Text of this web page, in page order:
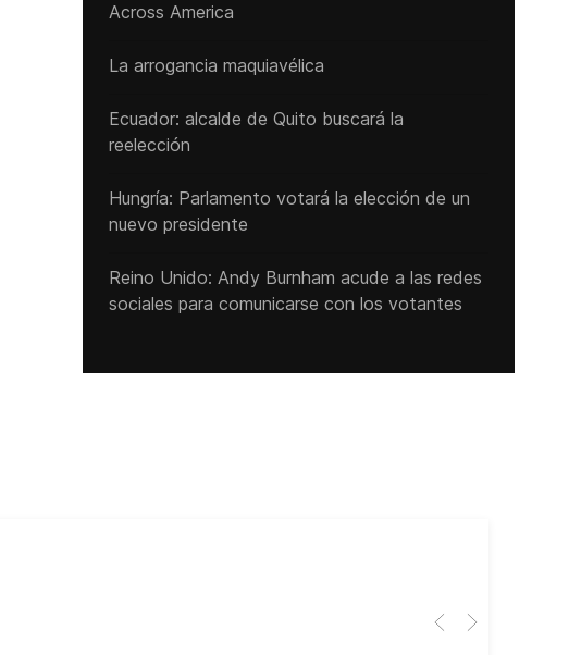
Across America
La arrogancia maquiavélica
Ecuador: alcalde de Quito buscará la
reelección
Hungría: Parlamento votará la elección de un
nuevo presidente
Reino Unido: Andy ‌Burnham acude a las redes
sociales para comunicarse con los votantes